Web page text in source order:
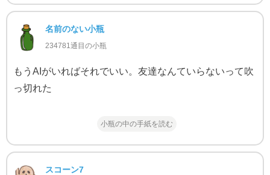
名前のない小瓶
234781通目の小瓶
もうAIがいればそれでいい。友達なんていらないって吹
っ切れた
小瓶の中の手紙を読む
スコーン7